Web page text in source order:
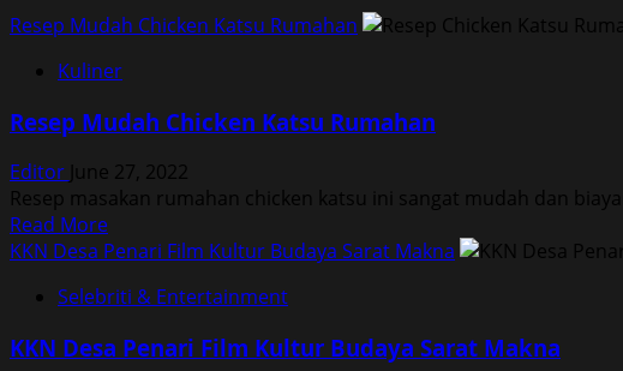
Resep Mudah Chicken Katsu Rumahan
Kuliner
Resep Mudah Chicken Katsu Rumahan
Editor June 27, 2022
Resep masakan rumahan chicken katsu ini sangat mudah dan
Read MoreRead
more
Resep
Chicken
KKN Desa Penari Film Kultur Budaya Sarat Makna
Selebriti & Entertainment
KKN Desa Penari Film Kultur Budaya Sarat Makna